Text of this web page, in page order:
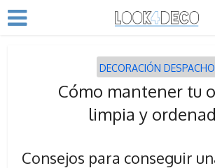
DECORACIÓN DESPACHO
Cómo mantener tu
limpia y
Consejos para conseguir